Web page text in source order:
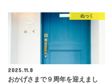
ぬっく
2025.11.8
おかげさまで９周年を迎えまし